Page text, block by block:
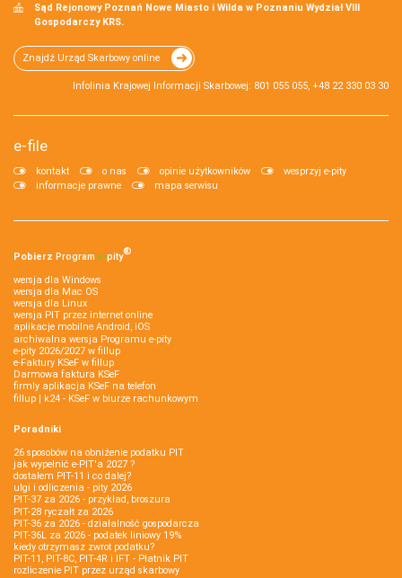
Sąd Rejonowy Poznań Nowe Miasto i Wilda w Poznaniu Wydział VIII
Gospodarczy KRS.
Znajdź Urząd Skarbowy online
Infolinia Krajowej Informacji Skarbowej: 801 055 055, +48 22 330 03 30
e-file
kontakt o nas opinie użytkowników
wesprzyj e-pity
informacje prawne
mapa serwisu
Pobierz Program e‑pity®
wersja dla Windows
wersja dla Mac OS
wersja dla Linux
wersja PIT przez internet online
aplikacje mobilne Android, iOS
archiwalna wersja Programu e-pity
e-pity 2026/2027 w fillup
e‑Faktury KSeF w fillup
Darmowa faktura KSeF
firmly aplikacja KSeF na telefon
fillup | k24 - KSeF w biurze rachunkowym
Poradniki
26 sposobów na obniżenie podatku PIT
jak wypełnić e-PIT'a 2027 ?
dostałem PIT-11 i co dalej?
ulgi i odliczenia - pity 2026
PIT-37 za 2026 - przykład, broszura
PIT-28 ryczałt za 2026
PIT-36 za 2026 - działalność gospodarcza
PIT-36L za 2026 - podatek liniowy 19%
kiedy otrzymasz zwrot podatku?
PIT-11, PIT-8C, PIT-4R i IFT - Płatnik PIT
rozliczenie PIT przez urząd skarbowy